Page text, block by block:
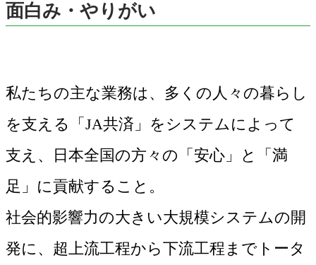
面白み・やりがい
私たちの主な業務は、多くの人々の暮らし
を支える「JA共済」をシステムによって
支え、日本全国の方々の「安心」と「満
足」に貢献すること。
社会的影響力の大きい大規模システムの開
発に、超上流工程から下流工程までトータ